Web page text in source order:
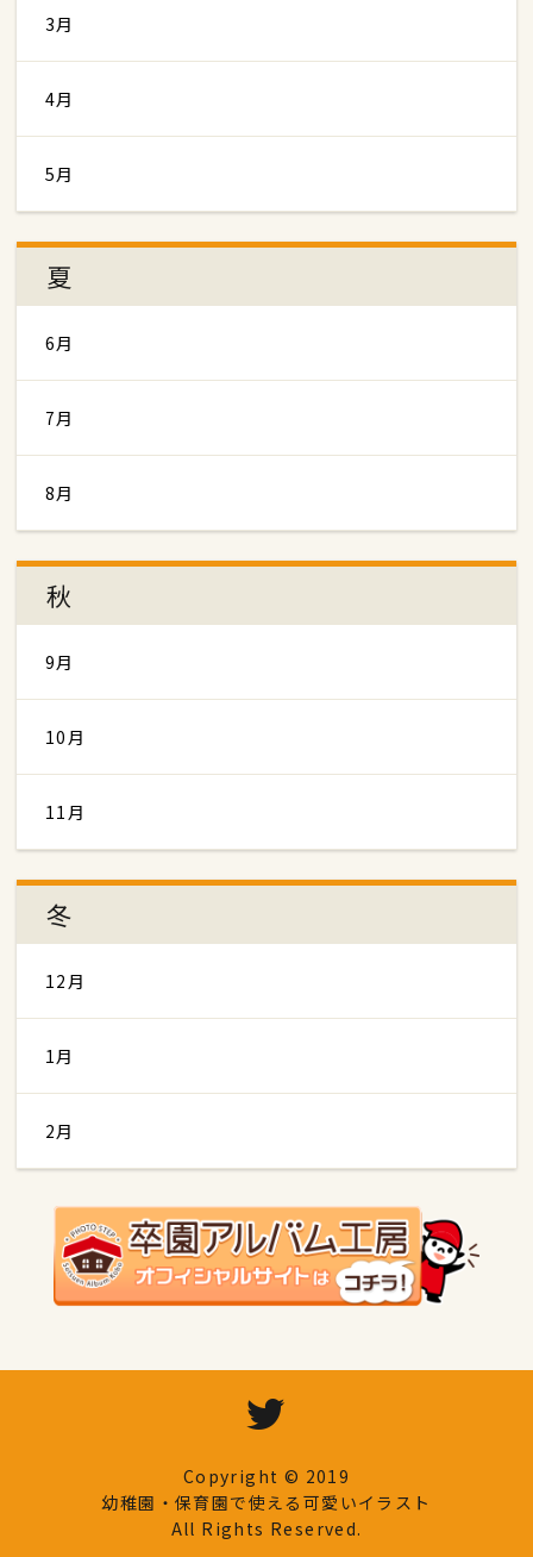
3月
4月
5月
夏
6月
7月
8月
秋
9月
10月
11月
冬
12月
1月
2月
Copyright © 2019
幼稚園・保育園で使える可愛いイラスト
All Rights Reserved.